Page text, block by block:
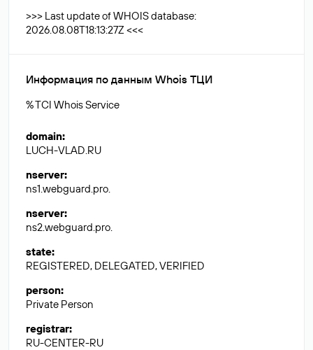
>>> Last update of WHOIS database:
2026.08.08T18:13:27Z <<<
Информация по данным Whois ТЦИ
% TCI Whois Service
domain:
LUCH-VLAD.RU
nserver:
ns1.webguard.pro.
nserver:
ns2.webguard.pro.
state:
REGISTERED, DELEGATED, VERIFIED
person:
Private Person
registrar:
RU-CENTER-RU